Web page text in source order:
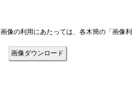
画像の利用にあたっては、各木簡の「画像
画像ダウンロード